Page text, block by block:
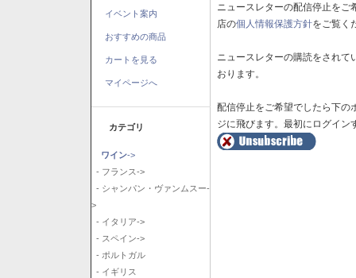
イベント案内
おすすめの商品
カートを見る
マイページへ
カテゴリ
ワイン->
- フランス->
- シャンパン・ヴァンムスー-
>
- イタリア->
- スペイン->
- ポルトガル
- イギリス
ニュースレターの配信停止を
店の個人情報保護方針をご覧く
ニュースレターの購読をされ
おります。
配信停止をご希望でしたら下の
ジに飛びます。最初にログイン